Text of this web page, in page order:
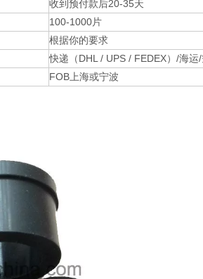
收到预付款后20-35天
100-1000片
根据你的要求
快递（DHL / UPS / FEDEX）/海运
FOB上海或宁波